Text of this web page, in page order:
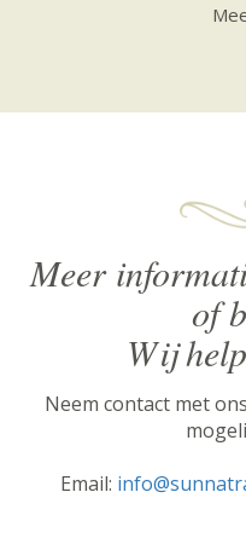
Meer
of
Wij
Neem contact met
Email: